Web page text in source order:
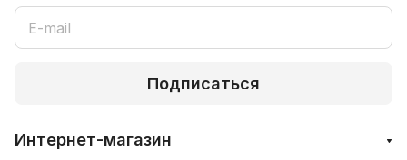
Подписаться
Интернет-магазин